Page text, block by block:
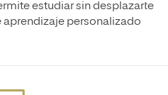
estudiar sin desplazarte
personalizado